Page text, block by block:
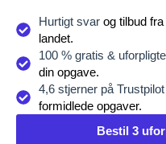
Hurtigt svarog tilbud
landet.
100 % gratis &
din opgave.
4,6 stjerner på Trustpilot
formidlede opgaver.
Bestil 3